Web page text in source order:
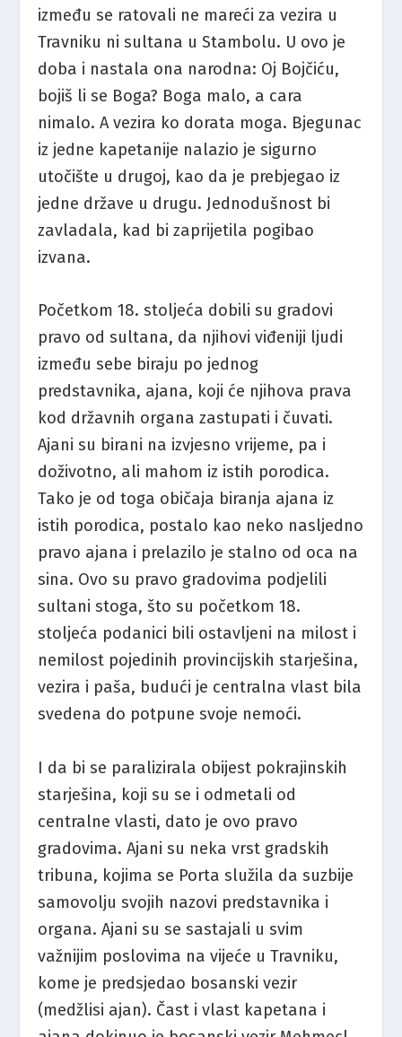
između se ratovali ne mareći za vezira u
Travniku ni sultana u Stambolu. U ovo je
doba i nastala ona narodna: Oj Bojčiću,
bojiš li se Boga? Boga malo, a cara
nimalo. A vezira ko dorata moga. Bjegunac
iz jedne kapetanije nalazio je sigurno
utočište u drugoj, kao da je prebjegao iz
jedne države u drugu. Jednodušnost bi
zavladala, kad bi zaprijetila pogibao
izvana.
Početkom 18. stoljeća dobili su gradovi
pravo od sultana, da njihovi viđeniji ljudi
između sebe biraju po jednog
predstavnika, ajana, koji će njihova prava
kod državnih organa zastupati i čuvati.
Ajani su birani na izvjesno vrijeme, pa i
doživotno, ali mahom iz istih porodica.
Tako je od toga običaja biranja ajana iz
istih porodica, postalo kao neko nasljedno
pravo ajana i prelazilo je stalno od oca na
sina. Ovo su pravo gradovima podjelili
sultani stoga, što su početkom 18.
stoljeća podanici bili ostavljeni na milost i
nemilost pojedinih provincijskih starješina,
vezira i paša, budući je centralna vlast bila
svedena do potpune svoje nemoći.
I da bi se paralizirala obijest pokrajinskih
starješina, koji su se i odmetali od
centralne vlasti, dato je ovo pravo
gradovima. Ajani su neka vrst gradskih
tribuna, kojima se Porta služila da suzbije
samovolju svojih nazovi predstavnika i
organa. Ajani su se sastajali u svim
važnijim poslovima na vijeće u Travniku,
kome je predsjedao bosanski vezir
(medžlisi ajan). Čast i vlast kapetana i